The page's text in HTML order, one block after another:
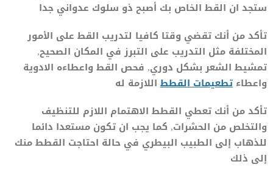
ستجد ان القط الخاص بك أصبح ذو سلوك عدواني جدا
تأكد من أنك تقضي وقتا كافيا لتدريب القط على الأمور
المختلفة مثل التدريب على التبرز في المكان الصحيح,
تمشيط الشعر بشكل دوري, فحص القط واعطاءه الادوية
واعطاء تطعيمات القطط اللازمة له
تأكد من أنك تعطي القطط الاهتمام اللازم للتنظيف
والتخلص من الحشرات, كما يجب ان تكون مستعدا دائما
للذهاب إلى الطبيب البيطري في حالة احتاجت القطط منك
إلى ذلك